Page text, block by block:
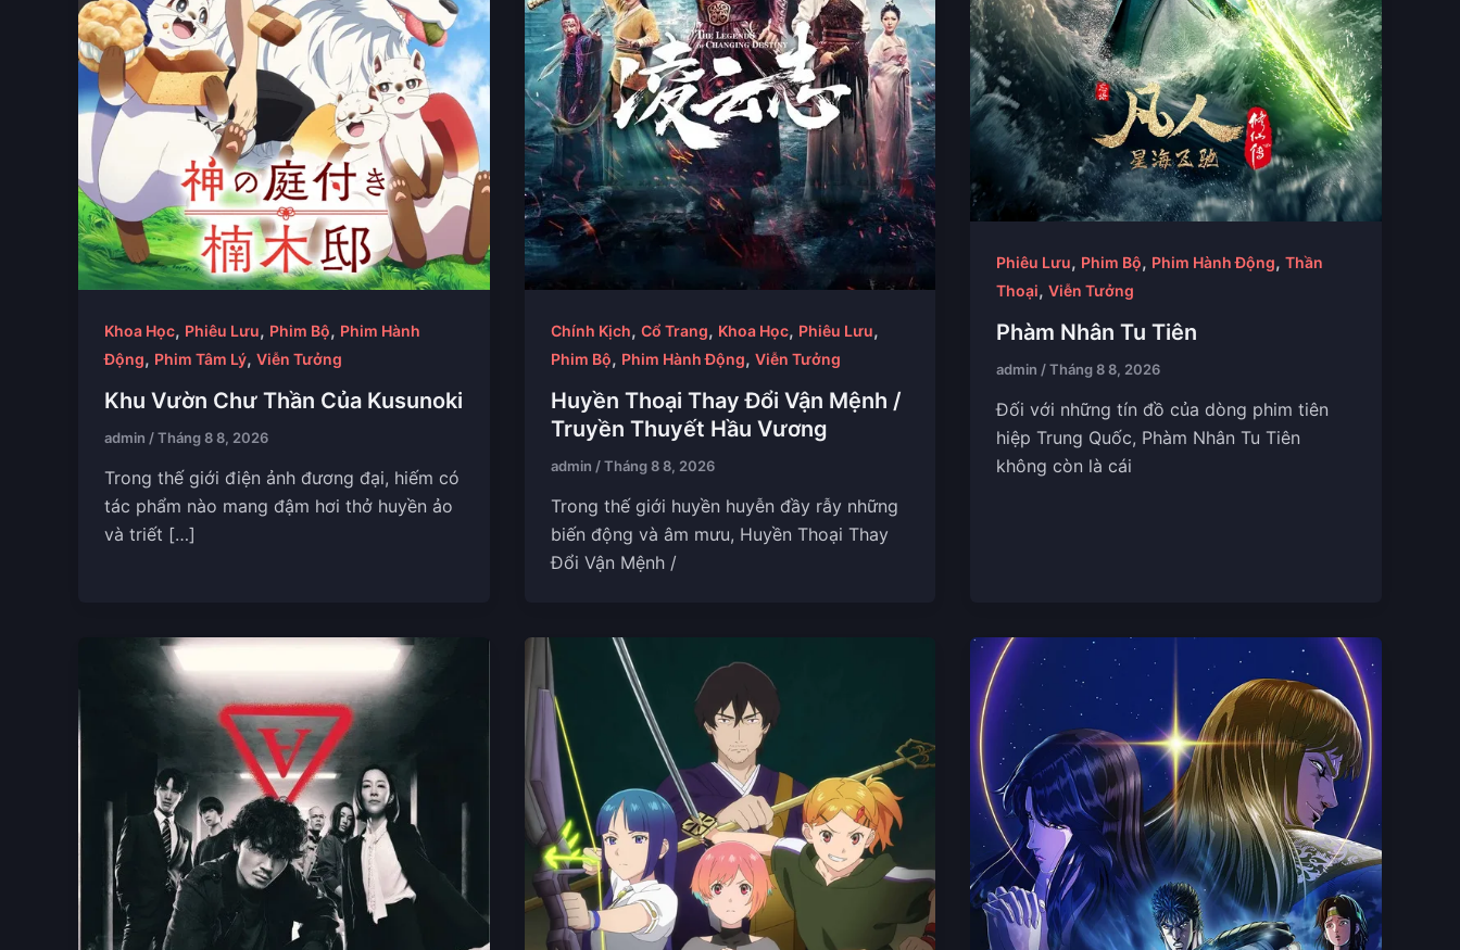
Khoa Học, Phiêu Lưu, Phim Bộ, Phim Hành
Động, Phim Tâm Lý, Viễn Tưởng
Khu Vườn Chư Thần Của Kusunoki
admin /Tháng 8 8, 2026
Trong thế giới điện ảnh đương đại, hiếm có
tác phẩm nào mang đậm hơi thở huyền ảo
và triết […]
Chính Kịch, Cổ Trang, Khoa Học, Phiêu Lưu,
Phim Bộ, Phim Hành Động, Viễn Tưởng
Huyền Thoại Thay Đổi Vận Mệnh /
Truyền Thuyết Hầu Vương
admin /Tháng 8 8, 2026
Trong thế giới huyền huyễn đầy rẫy những
biến động và âm mưu, Huyền Thoại Thay
Đổi Vận Mệnh /
Phiêu Lưu, Phim Bộ, Phim Hành Động,Thần
Thoại,Viễn Tưởng
Phàm Nhân Tu Tiên
admin /Tháng 8 8, 2026
Đối với những tín đồ của dòng phim tiên
hiệp Trung Quốc, Phàm Nhân Tu Tiên
không còn là cái